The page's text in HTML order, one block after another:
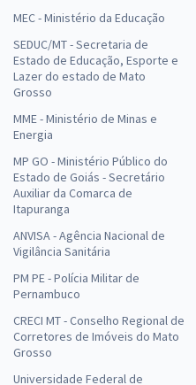
MEC - Ministério da Educação
SEDUC/MT - Secretaria de
Estado de Educação, Esporte e
Lazer do estado de Mato
Grosso
MME - Ministério de Minas e
Energia
MP GO - Ministério Público do
Estado de Goiás - Secretário
Auxiliar da Comarca de
Itapuranga
ANVISA - Agência Nacional de
Vigilância Sanitária
PM PE - Polícia Militar de
Pernambuco
CRECI MT - Conselho Regional de
Corretores de Imóveis do Mato
Grosso
Universidade Federal de